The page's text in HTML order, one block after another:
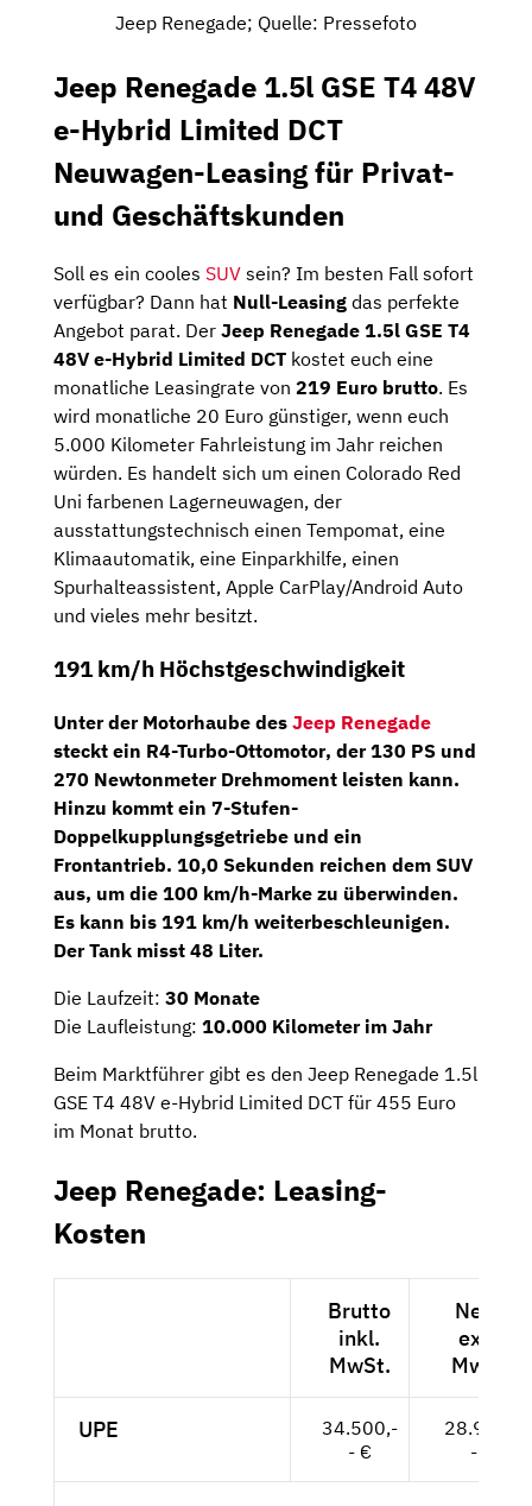
Jeep Renegade; Quelle: Pressefoto
Jeep Renegade 1.5l GSE T4 48V
e-Hybrid Limited DCT
Neuwagen-Leasing für Privat-
und Geschäftskunden
Soll es ein cooles SUV sein? Im besten Fall sofort
verfügbar? Dann hat Null-Leasing das perfekte
Angebot parat. Der Jeep Renegade 1.5l GSE T4
48V e-Hybrid Limited DCT kostet euch eine
monatliche Leasingrate von 219 Euro brutto. Es
wird monatliche 20 Euro günstiger, wenn euch
5.000 Kilometer Fahrleistung im Jahr reichen
würden. Es handelt sich um einen Colorado Red
Uni farbenen Lagerneuwagen, der
ausstattungstechnisch einen Tempomat, eine
Klimaautomatik, eine Einparkhilfe, einen
Spurhalteassistent, Apple CarPlay/Android Auto
und vieles mehr besitzt.
191 km/h Höchstgeschwindigkeit
Unter der Motorhaube des Jeep Renegade
steckt ein R4-Turbo-Ottomotor, der130 PS und
270 Newtonmeter Drehmoment leisten kann.
Hinzu kommt ein 7-Stufen-
Doppelkupplungsgetriebe und ein
Frontantrieb. 10,0 Sekunden reichen dem SUV
aus, um die 100 km/h-Marke zu überwinden.
Es kann bis 191 km/h weiterbeschleunigen.
Der Tank misst 48 Liter.
Die Laufzeit: 30 Monate
Die Laufleistung: 10.000 Kilometer im Jahr
Beim Marktführer gibt es den Jeep Renegade 1.5l
GSE T4 48V e-Hybrid Limited DCT für 455 Euro
im Monat brutto.
Jeep Renegade: Leasing-
Kosten
Brutto
inkl.
MwSt.
Netto
exkl.
MwSt.
UPE
34.500,-
- €
28.992,-
- €